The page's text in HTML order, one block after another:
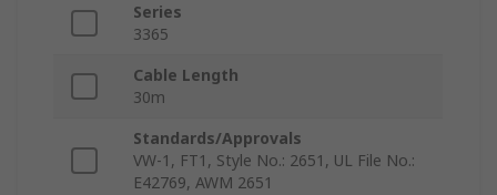
Series
3365
Cable Length
30m
Standards/Approvals
VW-1, FT1, Style No.: 2651, UL File No.:
E42769, AWM 2651